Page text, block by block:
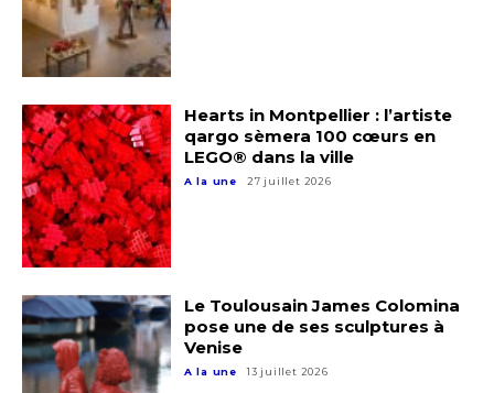
Adresse email*
Hearts in Montpellier : l’artiste
qargo sèmera 100 cœurs en
LEGO® dans la ville
A la une 27 juillet 2026
Le Toulousain James Colomina
pose une de ses sculptures à
Venise
A la une 13 juillet 2026